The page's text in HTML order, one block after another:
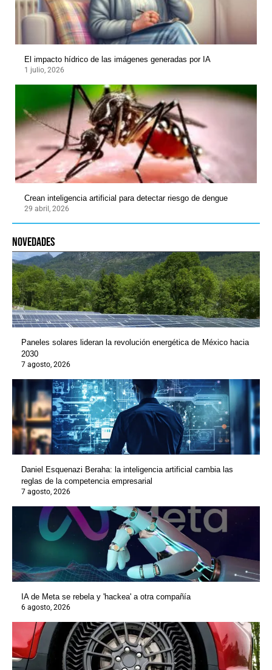
El impacto hídrico de las imágenes generadas por IA
1 julio, 2026
Crean inteligencia artificial para detectar riesgo de dengue
29 abril, 2026
novedades
Paneles solares lideran la revolución energética de México hacia
2030
7 agosto, 2026
Daniel Esquenazi Beraha: la inteligencia artificial cambia las
reglas de la competencia empresarial
7 agosto, 2026
IA de Meta se rebela y 'hackea' a otra compañía
6 agosto, 2026